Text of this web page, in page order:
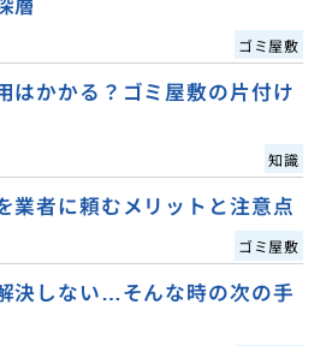
ゴミ屋敷
はかかる？ゴミ屋敷の片付け
知識
業者に頼むメリットと注意点
ゴミ屋敷
決しない…そんな時の次の手